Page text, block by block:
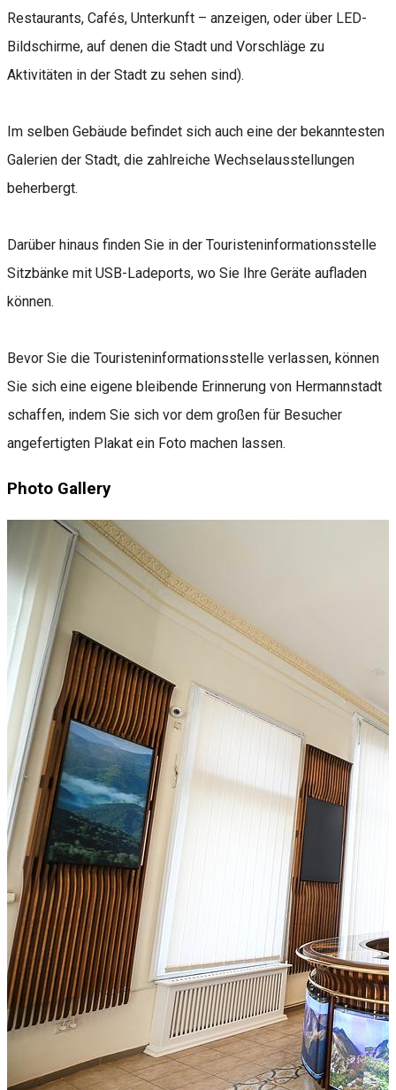
Restaurants, Cafés, Unterkunft – anzeigen, oder über LED-
Bildschirme, auf denen die Stadt und Vorschläge zu
Aktivitäten in der Stadt zu sehen sind).
Im selben Gebäude befindet sich auch eine der bekanntesten
Galerien der Stadt, die zahlreiche Wechselausstellungen
beherbergt.
Darüber hinaus finden Sie in der Touristeninformationsstelle
Sitzbänke mit USB-Ladeports, wo Sie Ihre Geräte aufladen
können.
Bevor Sie die Touristeninformationsstelle verlassen, können
Sie sich eine eigene bleibende Erinnerung von Hermannstadt
schaffen, indem Sie sich vor dem großen für Besucher
angefertigten Plakat ein Foto machen lassen.
Photo Gallery